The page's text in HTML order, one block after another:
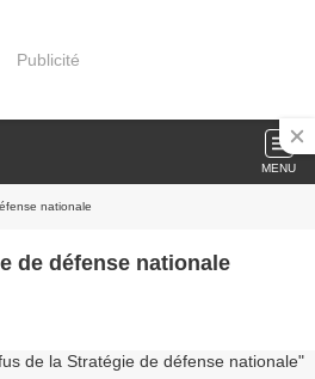
Publicité
MENU
nationale
de défense nationale